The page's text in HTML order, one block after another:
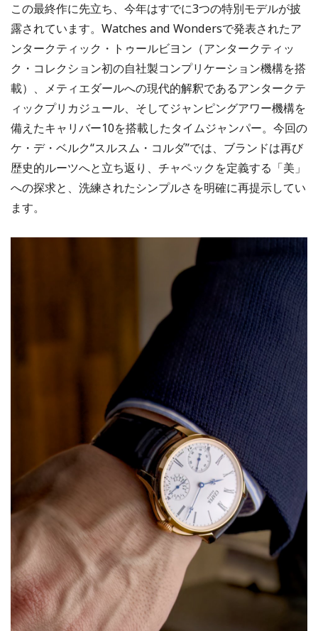
この最終作に先立ち、今年はすでに3つの特別モデルが披
露されています。Watches and Wondersで発表されたア
ンタークティック・トゥールビヨン（アンタークティッ
ク・コレクション初の自社製コンプリケーション機構を搭
載）、メティエダールへの現代的解釈であるアンタークテ
ィックプリカジュール、そしてジャンピングアワー機構を
備えたキャリバー10を搭載したタイムジャンパー。今回の
ケ・デ・ベルク“スルスム・コルダ”では、ブランドは再び
歴史的ルーツへと立ち返り、チャペックを定義する「美」
への探求と、洗練されたシンプルさを明確に再提示してい
ます。